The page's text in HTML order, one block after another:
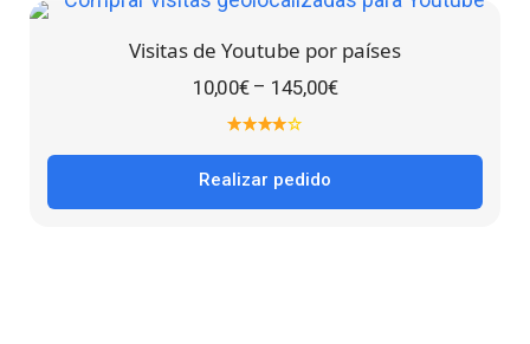
Visitas de Youtube por países
10,00€– 145,00€
Realizar pedido